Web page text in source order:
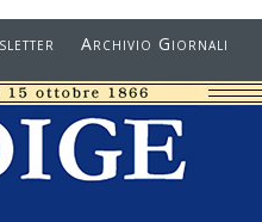
Archivio Giornali